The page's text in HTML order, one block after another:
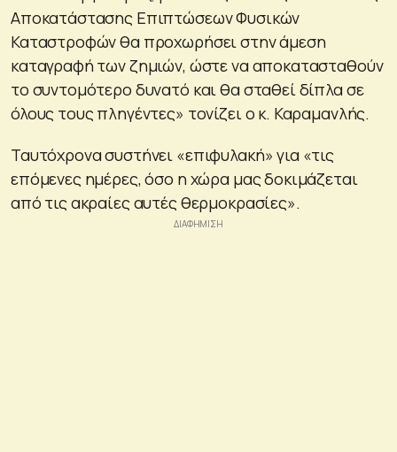
Αποκατάστασης Επιπτώσεων Φυσικών
Καταστροφών θα προχωρήσει στην άμεση
καταγραφή των ζημιών, ώστε να αποκατασταθούν
το συντομότερο δυνατό και θα σταθεί δίπλα σε
όλους τους πληγέντες» τονίζει ο κ. Καραμανλής.
Ταυτόχρονα συστήνει «επιφυλακή» για «τις
επόμενες ημέρες, όσο η χώρα μας δοκιμάζεται
από τις ακραίες αυτές θερμοκρασίες».